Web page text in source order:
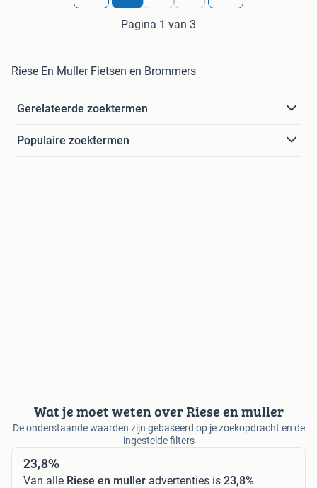
Pagina 1 van 3
Riese En Muller Fietsen en Brommers
Gerelateerde zoektermen
Populaire zoektermen
Wat je moet weten over Riese en muller
De onderstaande waarden zijn gebaseerd op je zoekopdracht en de
ingestelde filters
23,8%
Van alle Riese en muller advertenties is 23,8%